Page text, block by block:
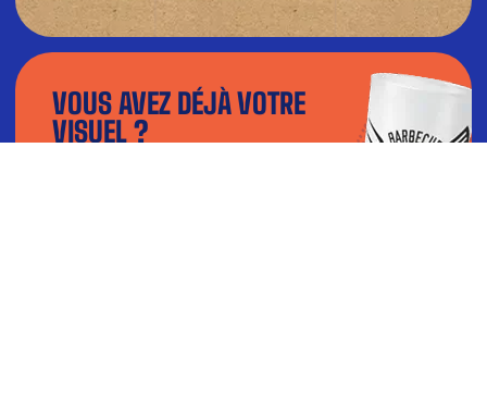
VOUS AVEZ DÉJÀ VOTRE
VISUEL ?